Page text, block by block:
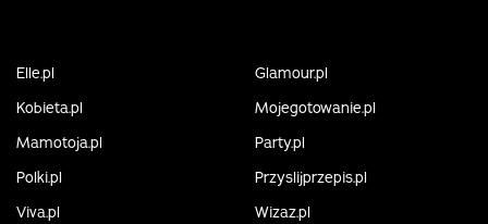
Elle.pl
Glamour.pl
Kobieta.pl
Mojegotowanie.pl
Mamotoja.pl
Party.pl
Polki.pl
Przyslijprzepis.pl
Viva.pl
Wizaz.pl